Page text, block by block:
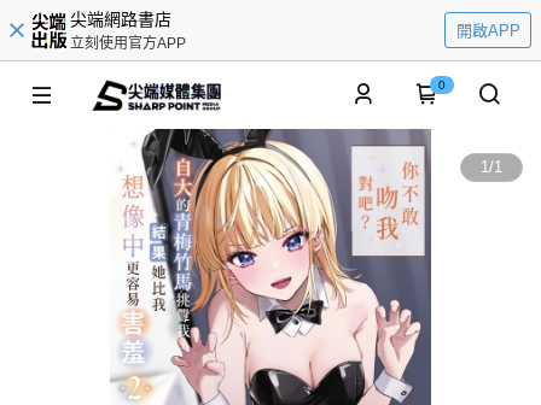
尖端網路書店
立刻使用官方APP
開啟APP
0
1/1